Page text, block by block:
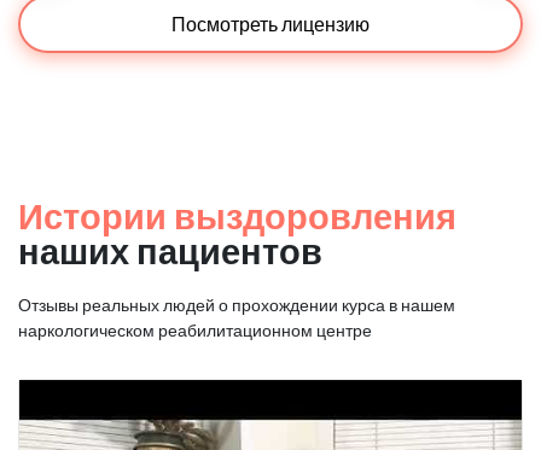
Посмотреть лицензию
Истории выздоровления
наших пациентов
Отзывы реальных людей о прохождении курса в нашем
наркологическом реабилитационном центре